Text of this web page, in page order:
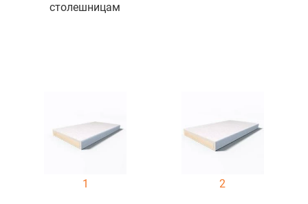
столешницам
1 2